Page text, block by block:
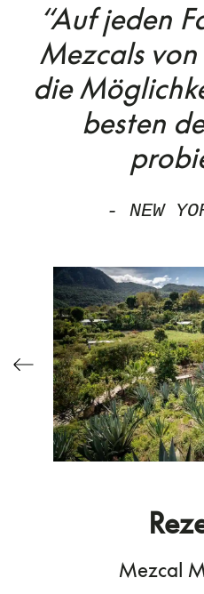
“Auf jeden
Mezcals
die
besten
- NEW
Mezcal